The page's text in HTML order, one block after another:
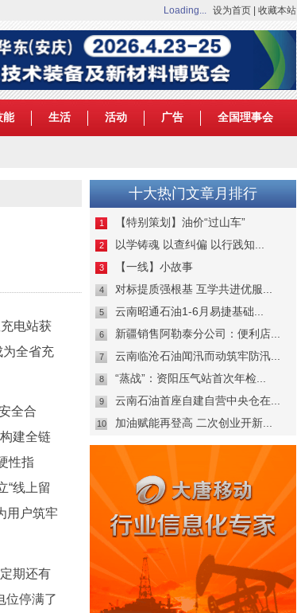
Loading... 设为首页 收藏本站
能 生活 活动 广告 全国理事会
电站获
全省充
全合
建全链
性指
“线上留
用户筑牢
期还有
位停满了
十大热门文章月排行
1 【特别策划】油价“过山车”
2 以学铸魂 以查纠偏 以行践知...
3 【一线】小故事
4 对标提质强根基 互学共进优服...
5 云南昭通石油1-6月易捷基础...
6 新疆销售阿勒泰分公司：便利店...
7 云南临沧石油闻汛而动筑牢防汛...
8 “蒸战”：资阳压气站首次年检...
9 云南石油首座自建自营中央仓在...
10 加油赋能再登高 二次创业开新...